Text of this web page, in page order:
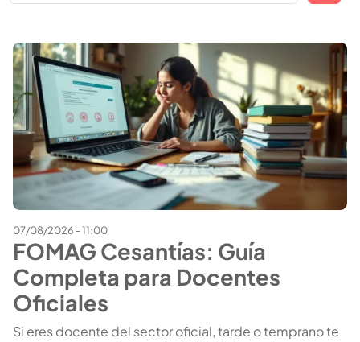
07/08/2026 - 11:00
FOMAG Cesantías: Guía
Completa para Docentes
Oficiales
Si eres docente del sector oficial, tarde o temprano te